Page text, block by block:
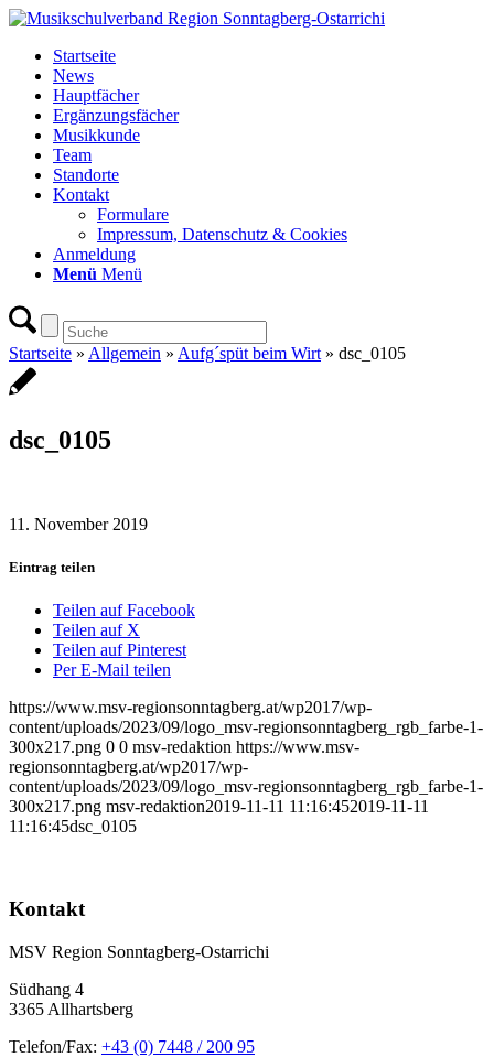
Startseite
News
Hauptfächer
Ergänzungsfächer
Musikkunde
Team
Standorte
Kontakt
Formulare
Impressum, Datenschutz & Cookies
Anmeldung
Menü Menü
Startseite » Allgemein » Aufg´spüt beim Wirt » dsc_0105
dsc_0105
11. November 2019
Eintrag teilen
Teilen auf Facebook
Teilen auf X
Teilen auf Pinterest
Per E-Mail teilen
https://www.msv-regionsonntagberg.at/wp2017/wp-
content/uploads/2023/09/logo_msv-regionsonntagberg_rgb_farbe-1-
300x217.png 0 0 msv-redaktion https://www.msv-
regionsonntagberg.at/wp2017/wp-
content/uploads/2023/09/logo_msv-regionsonntagberg_rgb_farbe-1-
300x217.png msv-redaktion2019-11-11 11:16:452019-11-11
11:16:45dsc_0105
Kontakt
MSV Region Sonntagberg-Ostarrichi
Südhang 4
3365 Allhartsberg
Telefon/Fax: +43 (0) 7448 / 200 95